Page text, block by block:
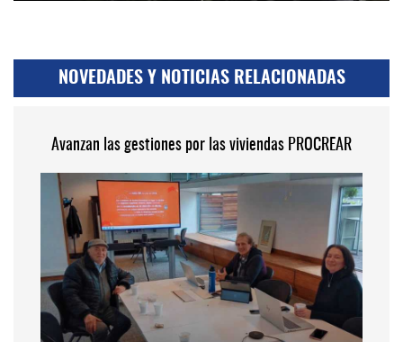
NOVEDADES Y NOTICIAS RELACIONADAS
Avanzan las gestiones por las viviendas PROCREAR